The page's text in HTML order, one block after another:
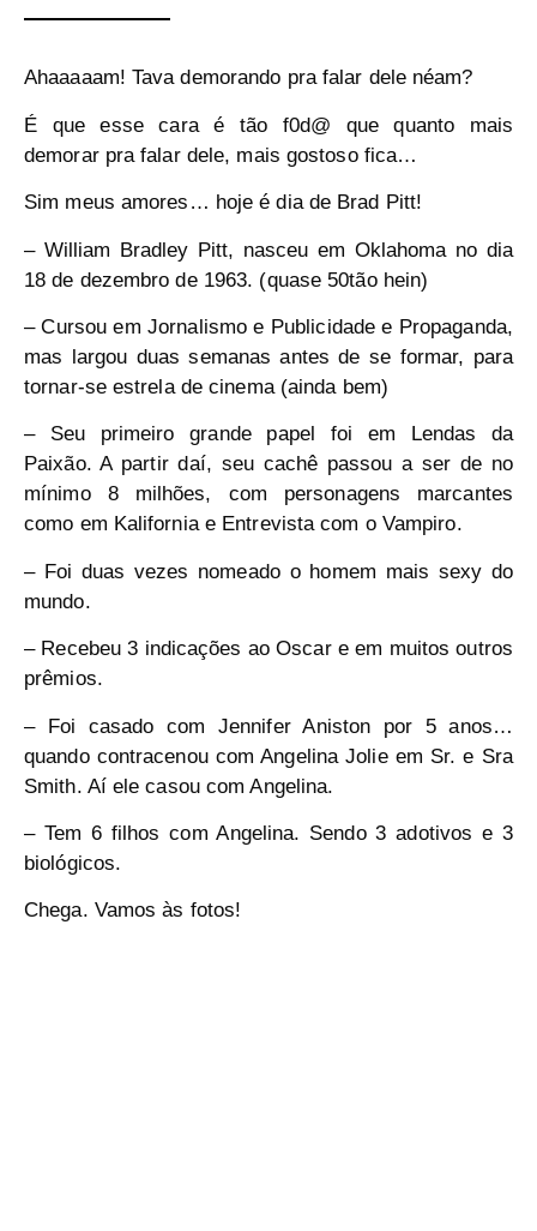
Ahaaaaam! Tava demorando pra falar dele néam?
É que esse cara é tão f0d@ que quanto mais
demorar pra falar dele, mais gostoso fica…
Sim meus amores… hoje é dia de Brad Pitt!
– William Bradley Pitt, nasceu em Oklahoma no dia
18 de dezembro de 1963. (quase 50tão hein)
– Cursou em Jornalismo e Publicidade e Propaganda,
mas largou duas semanas antes de se formar, para
tornar-se estrela de cinema (ainda bem)
– Seu primeiro grande papel foi em Lendas da
Paixão. A partir daí, seu cachê passou a ser de no
mínimo 8 milhões, com personagens marcantes
como em Kalifornia e Entrevista com o Vampiro.
– Foi duas vezes nomeado o homem mais sexy do
mundo.
– Recebeu 3 indicações ao Oscar e em muitos outros
prêmios.
– Foi casado com Jennifer Aniston por 5 anos…
quando contracenou com Angelina Jolie em Sr. e Sra
Smith. Aí ele casou com Angelina.
– Tem 6 filhos com Angelina. Sendo 3 adotivos e 3
biológicos.
Chega. Vamos às fotos!